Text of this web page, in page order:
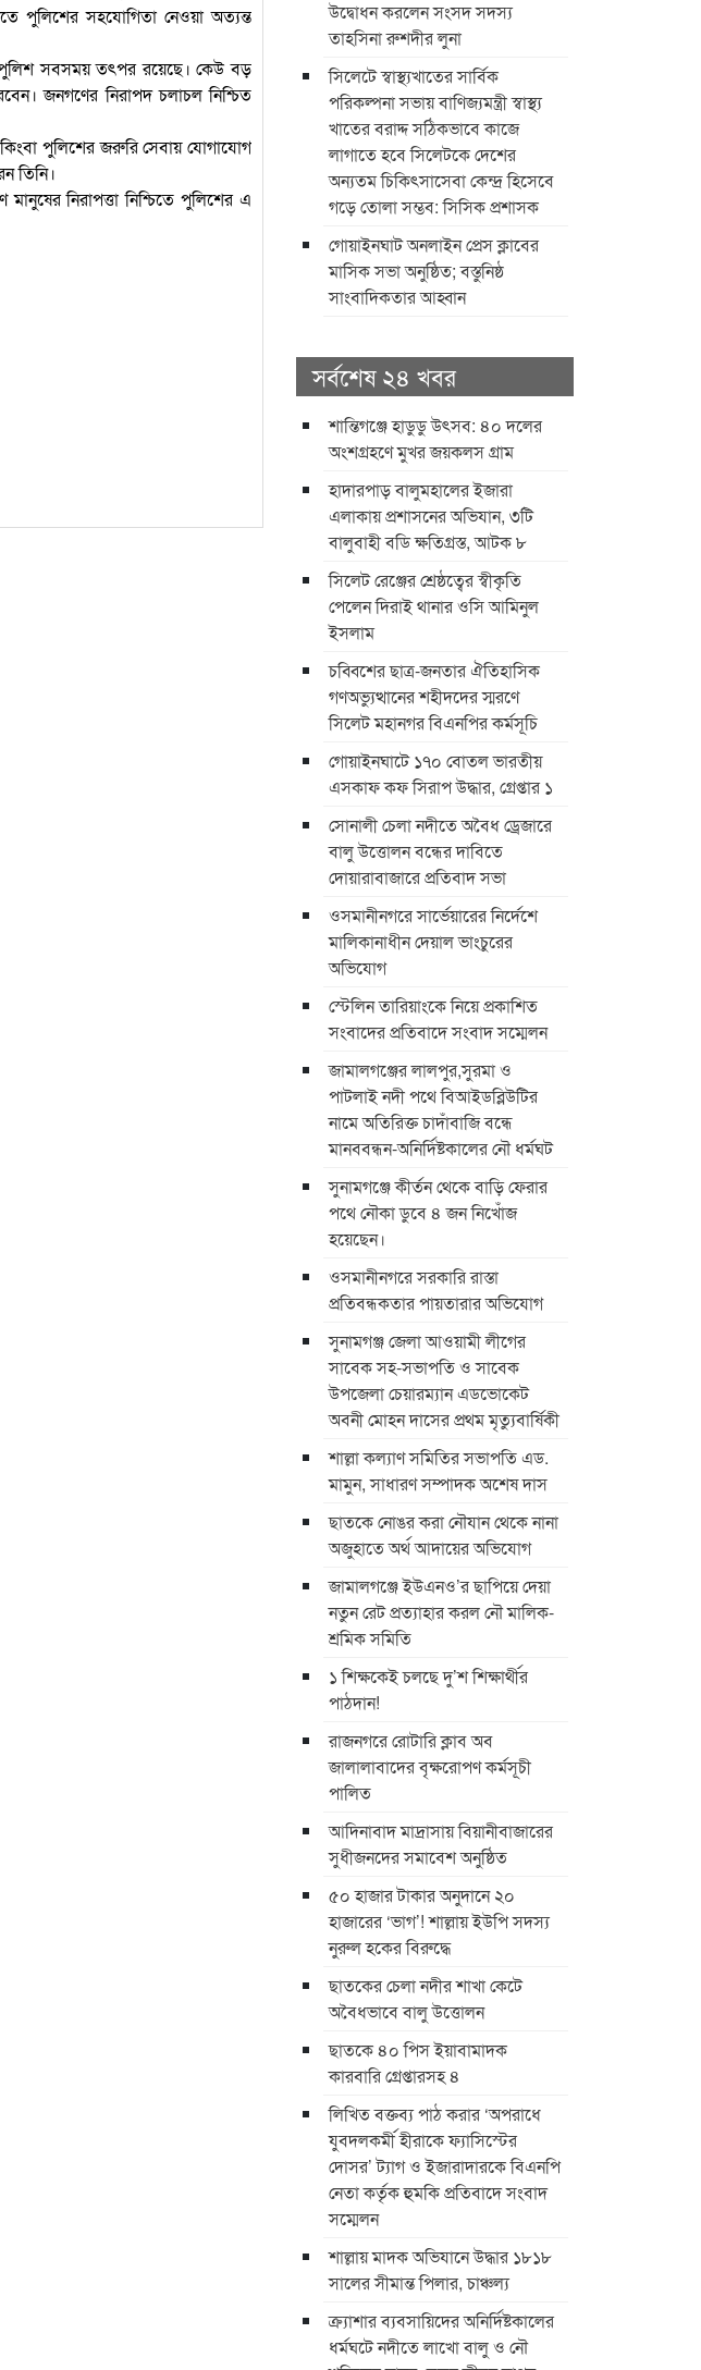
পুলিশের সহযোগিতা নেওয়া অত্যন্ত
পুলিশ সবসময় তৎপর রয়েছে। কেউ বড়
জনগণের নিরাপদ চলাচল নিশ্চিত
পুলিশের জরুরি সেবায় যোগাযোগ
তিনি।
নিরাপত্তা নিশ্চিতে পুলিশের এ
উদ্বোধন করলেন সংসদ সদস্য
তাহসিনা রুশদীর লুনা
সিলেটে স্বাস্থ্যখাতের সার্বিক
পরিকল্পনা সভায় বাণিজ্যমন্ত্রী স্বাস্থ্য
খাতের বরাদ্দ সঠিকভাবে কাজে
লাগাতে হবে সিলেটকে দেশের
অন্যতম চিকিৎসাসেবা কেন্দ্র হিসেবে
গড়ে তোলা সম্ভব: সিসিক প্রশাসক
​গোয়াইনঘাট অনলাইন প্রেস ক্লাবের
মাসিক সভা অনুষ্ঠিত; বস্তুনিষ্ঠ
সাংবাদিকতার আহ্বান
সর্বশেষ ২৪ খবর
শান্তিগঞ্জে হাডুডু উৎসব: ৪০ দলের
অংশগ্রহণে মুখর জয়কলস গ্রাম
হাদারপাড় বালুমহালের ইজারা
এলাকায় প্রশাসনের অভিযান, ৩টি
বালুবাহী বডি ক্ষতিগ্রস্ত, আটক ৮
সিলেট রেঞ্জের শ্রেষ্ঠত্বের স্বীকৃতি
পেলেন দিরাই থানার ওসি আমিনুল
ইসলাম
চব্বিশের ছাত্র-জনতার ঐতিহাসিক
গণঅভ্যুত্থানের শহীদদের স্মরণে
সিলেট মহানগর বিএনপির কর্মসূচি
গোয়াইনঘাটে ১৭০ বোতল ভারতীয়
এসকাফ কফ সিরাপ উদ্ধার, গ্রেপ্তার ১
সোনালী চেলা নদীতে অবৈধ ড্রেজারে
বালু উত্তোলন বন্ধের দাবিতে
দোয়ারাবাজারে প্রতিবাদ সভা
ওসমানীনগরে সার্ভেয়ারের নির্দেশে
মালিকানাধীন দেয়াল ভাংচুরের
অভিযোগ
স্টেলিন তারিয়াংকে নিয়ে প্রকাশিত
সংবাদের প্রতিবাদে সংবাদ সম্মেলন
জামালগঞ্জের লালপুর,সুরমা ও
পাটলাই নদী পথে বিআইডব্লিউটির
নামে অতিরিক্ত চাদাঁবাজি বন্ধে
মানববন্ধন-অনির্দিষ্টকালের নৌ ধর্মঘট
সুনামগঞ্জে কীর্তন থেকে বাড়ি ফেরার
পথে নৌকা ডুবে ৪ জন নিখোঁজ
হয়েছেন।
ওসমানীনগরে সরকারি রাস্তা
প্রতিবন্ধকতার পায়তারার অভিযোগ
সুনামগঞ্জ জেলা আওয়ামী লীগের
সাবেক সহ-সভাপতি ও সাবেক
উপজেলা চেয়ারম্যান এডভোকেট
অবনী মোহন দাসের প্রথম মৃত্যুবার্ষিকী
শাল্লা কল্যাণ সমিতির সভাপতি এড.
মামুন, সাধারণ সম্পাদক অশেষ দাস
ছাতকে নোঙর করা নৌযান থেকে নানা
অজুহাতে অর্থ আদায়ের অভিযোগ
জামালগঞ্জে ইউএনও’র ছাপিয়ে দেয়া
নতুন রেট প্রত্যাহার করল নৌ মালিক-
শ্রমিক সমিতি
১ শিক্ষকেই চলছে দু’শ শিক্ষার্থীর
পাঠদান!
রাজনগরে রোটারি ক্লাব অব
জালালাবাদের বৃক্ষরোপণ কর্মসূচী
পালিত
আদিনাবাদ মাদ্রাসায় বিয়ানীবাজারের
সুধীজনদের সমাবেশ অনুষ্ঠিত
৫০ হাজার টাকার অনুদানে ২০
হাজারের ‘ভাগ’! শাল্লায় ইউপি সদস্য
নুরুল হকের বিরুদ্ধে
ছাতকের চেলা নদীর শাখা কেটে
অবৈধভাবে বালু উত্তোলন
ছাতকে ৪০ পিস ইয়াবামাদক
কারবারি গ্রেপ্তারসহ ৪
লিখিত বক্তব্য পাঠ করার ‘অপরাধে
যুবদলকর্মী হীরাকে ফ্যাসিস্টের
দোসর’ ট্যাগ ও ইজারাদারকে বিএনপি
নেতা কর্তৃক হুমকি প্রতিবাদে সংবাদ
সম্মেলন
শাল্লায় মাদক অভিযানে উদ্ধার ১৮১৮
সালের সীমান্ত পিলার, চাঞ্চল্য
ক্র্যাশার ব্যবসায়িদের অনির্দিষ্টকালের
ধর্মঘটে নদীতে লাখো বালু ও নৌ